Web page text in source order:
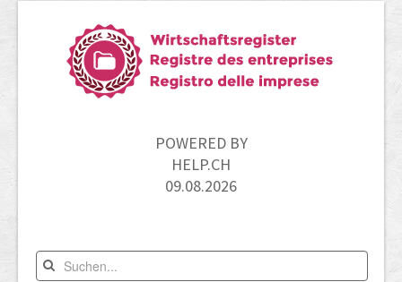
POWERED BY
HELP.CH
09.08.2026